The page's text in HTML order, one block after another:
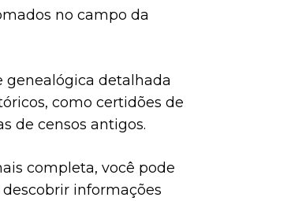
no campo da
genealógica detalhada
como certidões de
de censos antigos.
completa, você pode
informações